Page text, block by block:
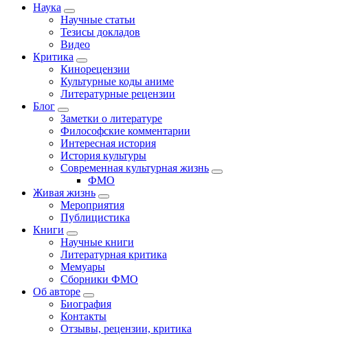
Наука
Научные статьи
Тезисы докладов
Видео
Критика
Кинорецензии
Культурные коды аниме
Литературные рецензии
Блог
Заметки о литературе
Философские комментарии
Интересная история
История культуры
Современная культурная жизнь
ФМО
Живая жизнь
Мероприятия
Публицистика
Книги
Научные книги
Литературная критика
Мемуары
Сборники ФМО
Об авторе
Биография
Контакты
Отзывы, рецензии, критика